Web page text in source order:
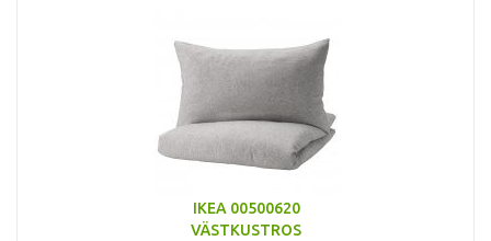
IKEA 00500620
VÄSTKUSTROS